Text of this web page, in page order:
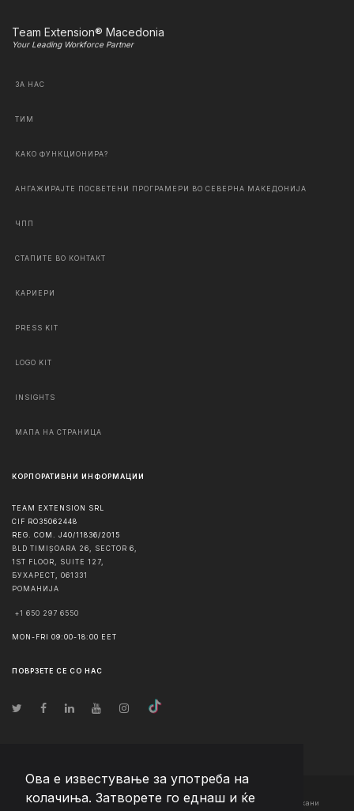
Ова е известување за употреба на
колачиња. Затворете го еднаш и ќе
Team Extension® Macedonia
Your Leading Workforce Partner
ЗА НАС
ТИМ
КАКО ФУНКЦИОНИРА?
АНГАЖИРАЈТЕ ПОСВЕТЕНИ ПРОГРАМЕРИ ВО СЕВЕРНА МАКЕДОНИЈА
ЧПП
СТАПИТЕ ВО КОНТАКТ
КАРИЕРИ
PRESS KIT
LOGO KIT
INSIGHTS
МАПА НА СТРАНИЦА
КОРПОРАТИВНИ ИНФОРМАЦИИ
TEAM EXTENSION SRL
CIF RO35062448
REG. COM. J40/11836/2015
BLD TIMIȘOARA 26, SECTOR 6,
1ST FLOOR, SUITE 127,
БУХАРЕСТ
061331
РОМАНИЈА
+1 650 297 6550
MON-FRI 09:00-18:00 EET
ПОВРЗЕТЕ СЕ СО НАС
© Авторско право2026 Team Extension Macedonia - Сите права задржани